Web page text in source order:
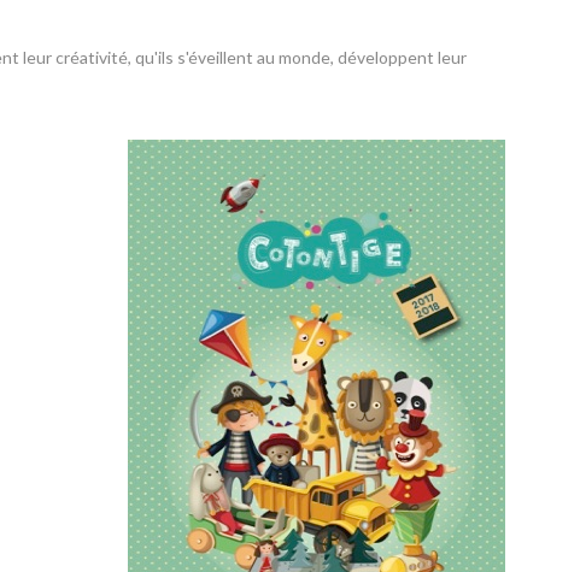
leur créativité, qu'ils s'éveillent au monde, développent leur